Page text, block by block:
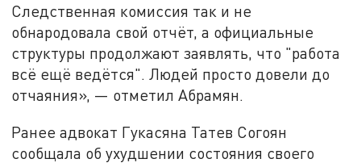
Следственная комиссия так и не
обнародовала свой отчёт, а официальные
структуры продолжают заявлять, что "работа
всё ещё ведётся". Людей просто довели до
отчаяния», — отметил Абрамян.
Ранее адвокат Гукасяна Татев Согоян
сообщала об ухудшении состояния своего